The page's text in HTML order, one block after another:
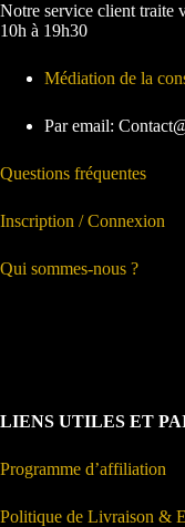
Notre service client traite
10h à 19h30
Médiation de la
Par email:
Questions fréquentes
Inscription / Connexion
Qui sommes-nous ?
LIENS UTILES ET
Programme d’affiliation
Politique de Livraison &